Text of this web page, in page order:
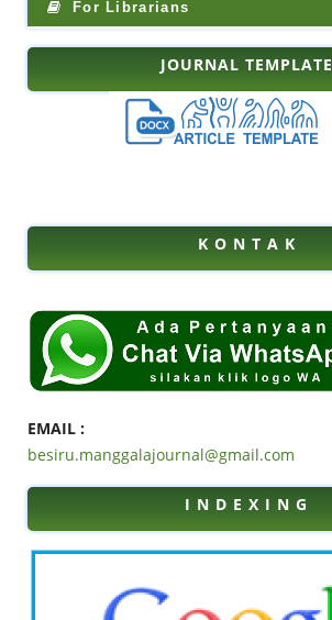
For Librarians
JOURNAL TEMPLATE
K O N T A K
EMAIL :
besiru.manggalajournal@gmail.com
I N D E X I N G